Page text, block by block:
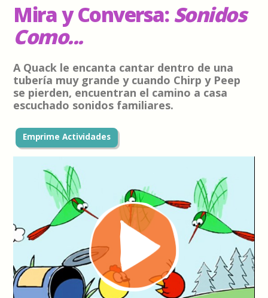
Mira y Conversa:Sonidos
Como...
A Quack le encanta cantar dentro de una
tubería muy grande y cuando Chirp y Peep
se pierden, encuentran el camino a casa
escuchado sonidos familiares.
Emprime Actividades